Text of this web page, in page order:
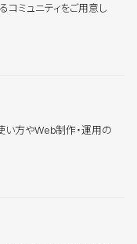
ミュニティをご用意し
い方やWeb制作・運用の